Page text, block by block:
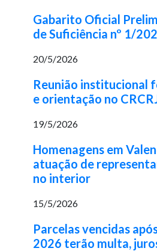
Gabarito Oficial
de Suficiência nº 1/
20/5/2026
Reunião institucional
e orientação no
19/5/2026
Homenagens em
atuação de
no interior
15/5/2026
Parcelas vencidas
2026 terão multa,